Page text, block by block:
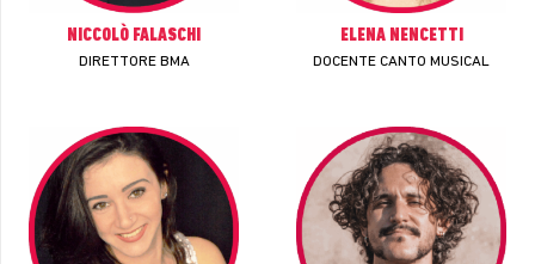
NICCOLÒ FALASCHI
DIRETTORE BMA
ELENA NENCETTI
DOCENTE CANTO MUSICAL